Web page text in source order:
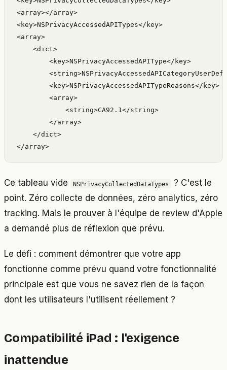
<array></array>
<key>NSPrivacyAccessedAPITypes</key>
<array>
    <dict>
        <key>NSPrivacyAccessedAPIType</key>
        <key>NSPrivacyAccessedAPITypeReasons</key>
        <array>
            <string>CA92.1</string>
        </array>
    </dict>
</array>
Ce tableau vide NSPrivacyCollectedDataTypes
? C'est le
point. Zéro collecte de données, zéro analytics, zéro
tracking. Mais le prouver à l'équipe de review d'Apple
a demandé plus de réflexion que prévu.
Le défi : comment démontrer que votre app
fonctionne comme prévu quand votre fonctionnalité
principale est que vous ne savez rien de la façon
dont les utilisateurs l'utilisent réellement ?
Compatibilité iPad : l'exigence
inattendue